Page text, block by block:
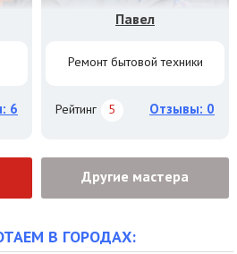
6
Павел
Ремонт бытовой техники
Рейтинг 5 Отзывы: 0
Другие мастера
В ГОРОДАХ: